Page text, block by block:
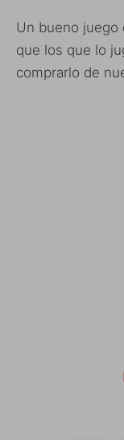
Un bueno juego
que los que lo
comprarlo de